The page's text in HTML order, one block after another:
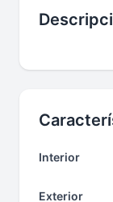
Interior
Exterior